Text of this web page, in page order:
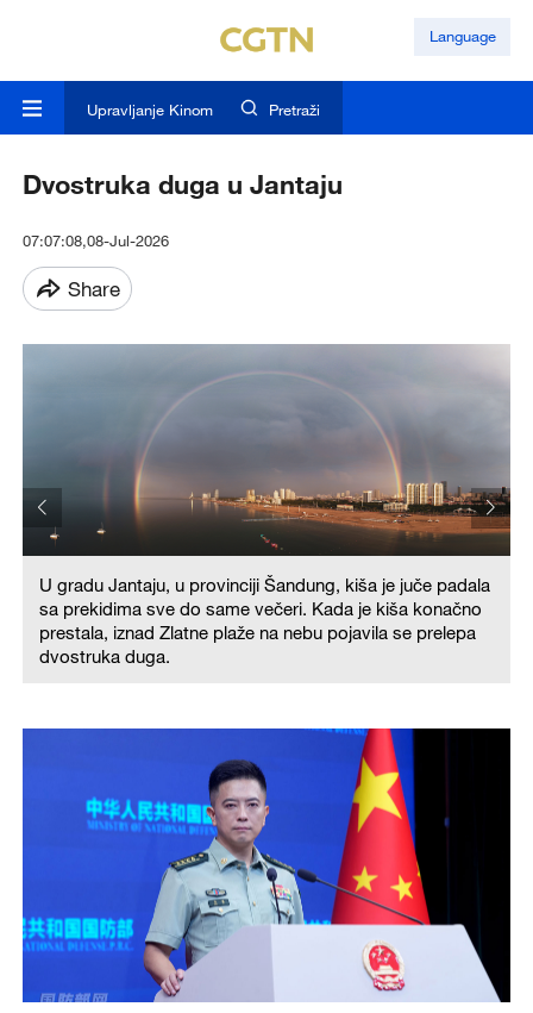
Language
Upravljanje Kinom Pretraži
Dvostruka duga u Jantaju
07:07:08,08-Jul-2026
Share
U gradu Jantaju, u provinciji Šandung, kiša je juče padala
sa prekidima sve do same večeri. Kada je kiša konačno
prestala, iznad Zlatne plaže na nebu pojavila se prelepa
dvostruka duga.